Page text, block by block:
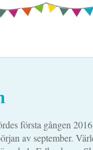
första gången
av september.